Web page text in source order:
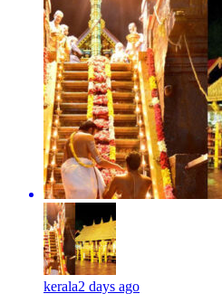
kerala2 days ago